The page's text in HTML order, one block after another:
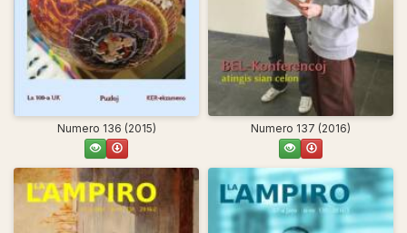
Numero 136 (2015) Numero 137 (2016)